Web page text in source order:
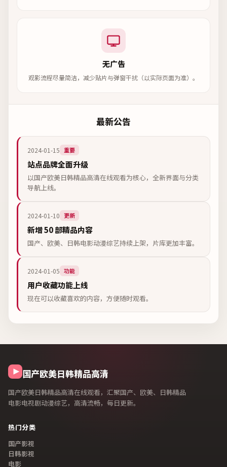
无广告
观影流程尽量简洁，减少贴片与弹窗干扰（以实际页面为准）。
最新公告
2024-01-15 重要
站点品牌全面升级
以国产欧美日韩精品高清在线观看为核心，全新界面与分类
导航上线。
2024-01-10 更新
新增 50 部精品内容
国产、欧美、日韩电影动漫综艺持续上架，片库更加丰富。
2024-01-05 功能
用户收藏功能上线
现在可以收藏喜欢的内容，方便随时观看。
国产欧美日韩精品高清
国产欧美日韩精品高清在线观看，汇聚国产、欧美、日韩精品
电影电视剧动漫综艺，高清流畅，每日更新。
热门分类
国产影视
日韩影视
电影